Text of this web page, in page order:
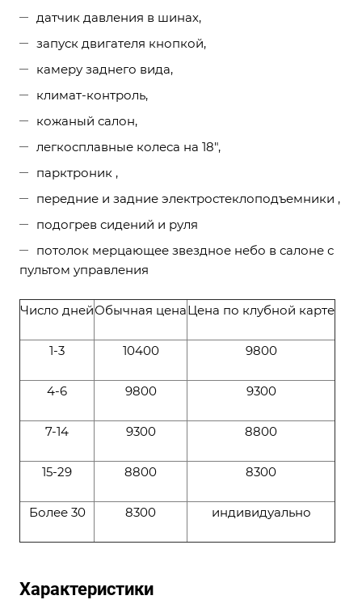
датчик давления в шинах,
запуск двигателя кнопкой,
камеру заднего вида,
климат-контроль,
кожаный салон,
легкосплавные колеса на 18″,
парктроник ,
передние и задние электростеклоподъемники ,
подогрев сидений и руля
потолок мерцающее звездное небо в салоне с
пультом управления
Число днейОбычная ценаЦена по клубной карте
1-3 10400 9800
4-6 9800 9300
7-14 9300 8800
15-29 8800 8300
Более 30 8300 индивидуально
Характеристики